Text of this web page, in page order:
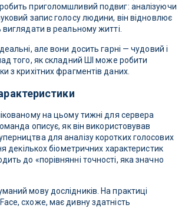
приголомшливий подвиг: аналізуючи
запис голосу людини, він відновлює
в реальному житті.
але вони досить гарні — чудовий і
того, як складний ШІ може робити
з крихітних фрагментів даних.
на цьому тижні для сервера
описує, як він використовував
для аналізу коротких голосових
декількох біометричних характеристик
до «порівнянні точності, яка значно
мову дослідників. На практиці
схоже, має дивну здатність